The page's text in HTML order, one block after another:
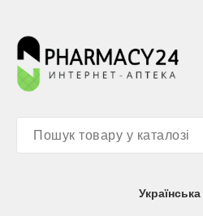
Українська